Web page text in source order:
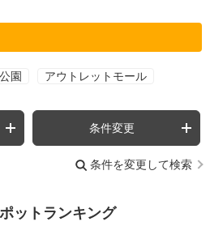
公園 アウトレットモール
条件変更
条件を変更して検索
ットランキング